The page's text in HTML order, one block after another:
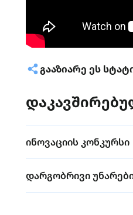
ᲒᲐᲐᲖᲘᲐᲠᲔ ᲔᲡ
ინოვაციის კონკურსი
დარგობრივი